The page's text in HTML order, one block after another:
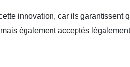
innovation, car ils garantissent
également acceptés